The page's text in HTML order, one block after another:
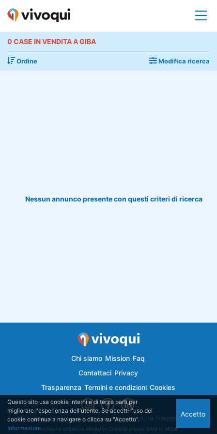
0 CASE IN VENDITA A GIBA
Ordine Modifica ricerca
Nessun annunco presente con questi criteri di ricerca
Chi siamo Mission Faq
Contattaci Privacy
Trasparenza Termini e condizioni Cookies
Vivoqui.it è di proprietà di Semplicemutuo Srl - P. IVA 11382050018
Iscrizione all'Elenco Mediatori Creditizi presso OAM n. M526
Questo sito usa cookie interni e di terze parti per
migliorare l'esperienza dell'utente. Se accetti l'uso dei
cookie continua a navigare o clicca su "Accetto".
Informazioni
Accetto